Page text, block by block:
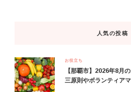
人気の投稿
お役立ち
【那覇市】2026年8月
三原則やボランティア